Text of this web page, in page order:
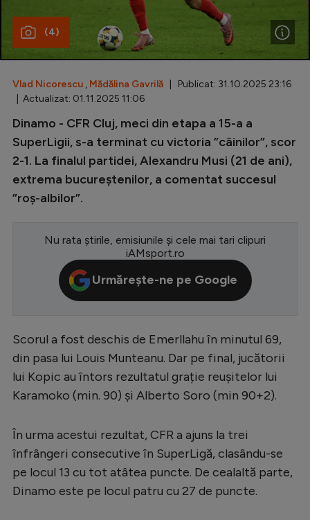
Fotbal feminin
Special
Diverse
Inedit
Champions League
Conference League
CM 2026
Premier League
Serie A
Bundesliga
Ligue 1
Starurile fotbalului
EURO 2024
Stranieri
(4)
Vlad Nicorescu , Mădălina Gavrilă | Publicat: 31.10.2025 23:16
| Actualizat: 01.11.2025 11:06
Dinamo - CFR Cluj, meci din etapa a 15-a a
SuperLigii, s-a terminat cu victoria ”câinilor”, scor
2-1. La finalul partidei, Alexandru Musi (21 de ani),
extrema bucureștenilor, a comentat succesul
”roș-albilor”.
Nu rata știrile, emisiunile și cele mai tari clipuri
iAMsport.ro
Urmărește-ne pe Google
Scorul a fost deschis de Emerllahu în minutul 69,
din pasa lui Louis Munteanu. Dar pe final, jucătorii
lui Kopic au întors rezultatul grație reușitelor lui
Karamoko (min. 90) și Alberto Soro (min 90+2).
În urma acestui rezultat, CFR a ajuns la trei
înfrângeri consecutive în SuperLigă, clasându-se
pe locul 13 cu tot atâtea puncte. De cealaltă parte,
Dinamo este pe locul patru cu 27 de puncte.